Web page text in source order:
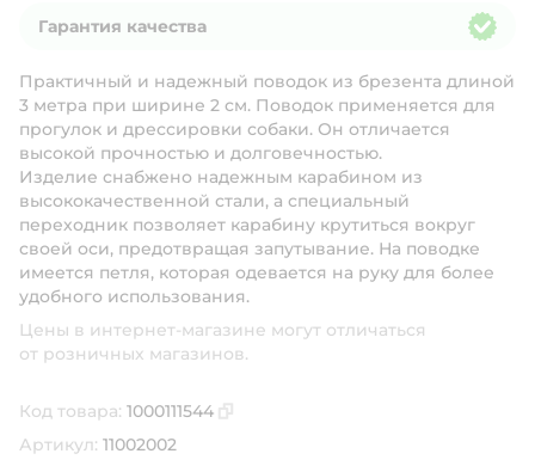
Гарантия качества
Практичный и надежный поводок из брезента длиной
3 метра при ширине 2 см. Поводок применяется для
прогулок и дрессировки собаки. Он отличается
высокой прочностью и долговечностью.
Изделие снабжено надежным карабином из
высококачественной стали, а специальный
переходник позволяет карабину крутиться вокруг
своей оси, предотвращая запутывание. На поводке
имеется петля, которая одевается на руку для более
удобного использования.
Цены в интернет-магазине могут отличаться
от розничных магазинов.
Код товара: 1000111544
Артикул: 11002002